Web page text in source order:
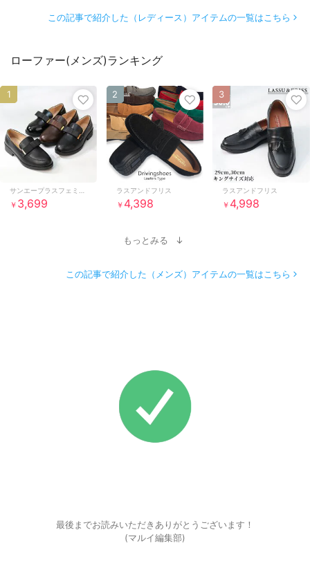
この記事で紹介した（レディース）アイテムの一覧はこちら
ローファー(メンズ)ランキング
￥ 3,699
1
ラスアンドフリス
￥ 4,398
2
ラスアンドフリス
￥ 4,998
3
もっとみる
この記事で紹介した（メンズ）アイテムの一覧はこちら
最後までお読みいただきありがとうございます！
(マルイ編集部)